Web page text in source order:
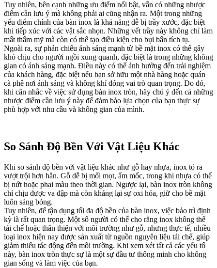
Tuy nhiên, bên cạnh những ưu điểm nổi bật, vẫn có những nhược
điểm cần lưu ý mà không phải ai cũng nhận ra. Một trong những
yếu điểm chính của bàn inox là khả năng dễ bị trầy xước, đặc biệt
khi tiếp xúc với các vật sắc nhọn. Những vết trầy này không chỉ làm
mất thẩm mỹ mà còn có thể tạo điều kiện cho bụi bẩn tích tụ.
Ngoài ra, sự phản chiếu ánh sáng mạnh từ bề mặt inox có thể gây
khó chịu cho người ngồi xung quanh, đặc biệt là trong những không
gian có ánh sáng mạnh. Điều này có thể ảnh hưởng đến trải nghiệm
của khách hàng, đặc biệt nếu bạn sở hữu một nhà hàng hoặc quán
cà phê nơi ánh sáng và không khí đóng vai trò quan trọng. Do đó,
khi cân nhắc về việc sử dụng bàn inox tròn, hãy chú ý đến cả những
nhược điểm cần lưu ý này để đảm bảo lựa chọn của bạn thực sự
phù hợp với nhu cầu và không gian của mình.
So Sánh Độ Bền Với Vật Liệu Khác
Khi so sánh độ bền với vật liệu khác như gỗ hay nhựa, inox tỏ ra
vượt trội hơn hẳn. Gỗ dễ bị mối mọt, ẩm mốc, trong khi nhựa có thể
bị nứt hoặc phai màu theo thời gian. Ngược lại, bàn inox tròn không
chỉ chịu được va đập mà còn kháng lại sự oxi hóa, giữ cho bề mặt
luôn sáng bóng.
Tuy nhiên, để tận dụng tối đa độ bền của bàn inox, việc bảo trì định
kỳ là rất quan trọng. Một số người có thể cho rằng inox không thể
tái chế hoặc thân thiện với môi trường như gỗ, nhưng thực tế, nhiều
loại inox hiện nay được sản xuất từ nguồn nguyên liệu tái chế, giúp
giảm thiểu tác động đến môi trường. Khi xem xét tất cả các yếu tố
này, bàn inox tròn thực sự là một sự đầu tư thông minh cho không
gian sống và làm việc của bạn.